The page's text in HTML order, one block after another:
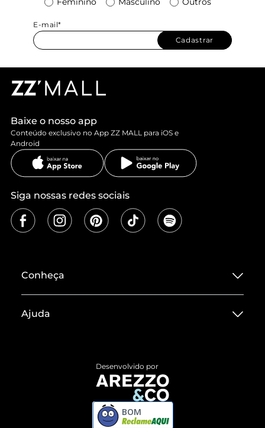
E-mail*
Cadastrar
Baixe o nosso app
Conteúdo exclusivo no App ZZ MALL para iOS e
Android
Siga nossas redes sociais
Conheça
Termos de Uso
ZZ MALL é confiável
Ajuda
Devolução do Produto
Compre pelo WhatsApp
Desenvolvido por
BOM